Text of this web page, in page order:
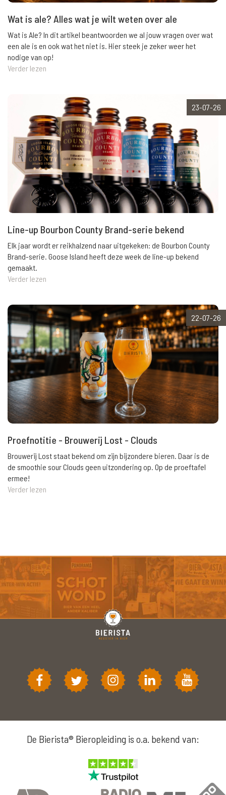
Wat is ale? Alles wat je wilt weten over ale
Wat is Ale? In dit artikel beantwoorden we al jouw vragen over wat
een ale is en ook wat het niet is. Hier steek je zeker weer het
nodige van op!
Verder lezen
23-07-26
Line-up Bourbon County Brand-serie bekend
Elk jaar wordt er reikhalzend naar uitgekeken: de Bourbon County
Brand-serie. Goose Island heeft deze week de line-up bekend
gemaakt.
Verder lezen
22-07-26
Proefnotitie - Brouwerij Lost - Clouds
Brouwerij Lost staat bekend om zijn bijzondere bieren. Daar is de
de smoothie sour Clouds geen uitzondering op. Op de proeftafel
ermee!
Verder lezen
De Bierista® Bieropleiding is o.a. bekend van: